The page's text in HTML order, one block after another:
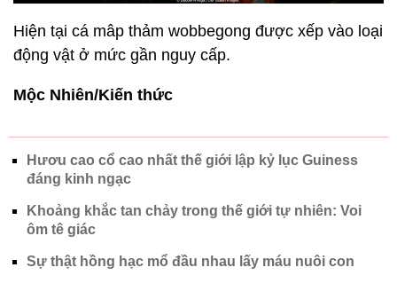
Hiện tại cá mâp thảm wobbegong được xếp vào loại
động vật ở mức gần nguy cấp.
Mộc Nhiên/Kiến thức
Hươu cao cổ cao nhất thế giới lập kỷ lục Guiness
đáng kinh ngạc
Khoảng khắc tan chảy trong thế giới tự nhiên: Voi
ôm tê giác
Sự thật hồng hạc mổ đầu nhau lấy máu nuôi con